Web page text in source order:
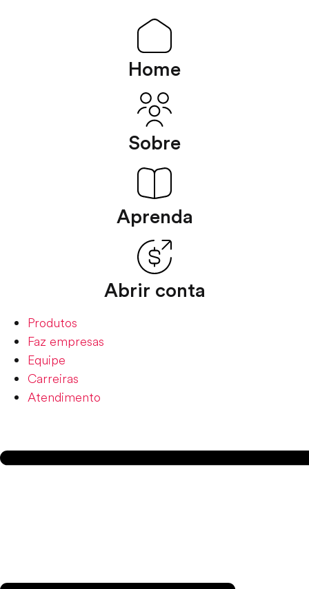
Home
Sobre
Aprenda
Abrir conta
Produtos
Faz empresas
Equipe
Carreiras
Atendimento